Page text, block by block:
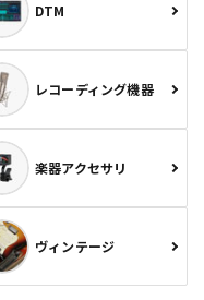
DTM
レコーディング機器
楽器アクセサリ
ヴィンテージ